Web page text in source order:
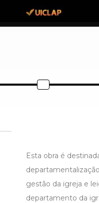
Esta obra é
gestão da igreja e
departamento da